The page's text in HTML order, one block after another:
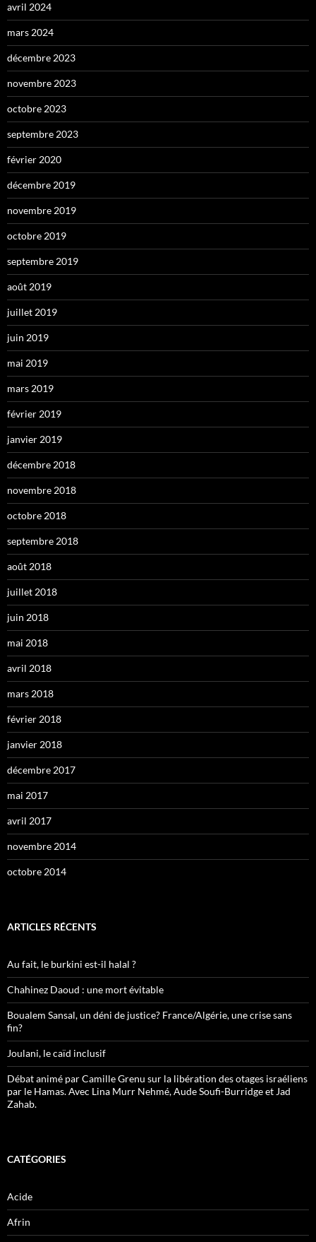
avril 2024
mars 2024
décembre 2023
novembre 2023
octobre 2023
septembre 2023
février 2020
décembre 2019
novembre 2019
octobre 2019
septembre 2019
août 2019
juillet 2019
juin 2019
mai 2019
mars 2019
février 2019
janvier 2019
décembre 2018
novembre 2018
octobre 2018
septembre 2018
août 2018
juillet 2018
juin 2018
mai 2018
avril 2018
mars 2018
février 2018
janvier 2018
décembre 2017
mai 2017
avril 2017
novembre 2014
octobre 2014
ARTICLES RÉCENTS
Au fait, le burkini est-il halal ?
Chahinez Daoud : une mort évitable
Boualem Sansal, un déni de justice? France/Algérie, une crise sans
fin?
Joulani, le caïd inclusif
Débat animé par Camille Grenu sur la libération des otages israéliens
par le Hamas. Avec Lina Murr Nehmé, Aude Soufi-Burridge et Jad
Zahab.
CATÉGORIES
Acide
Afrin